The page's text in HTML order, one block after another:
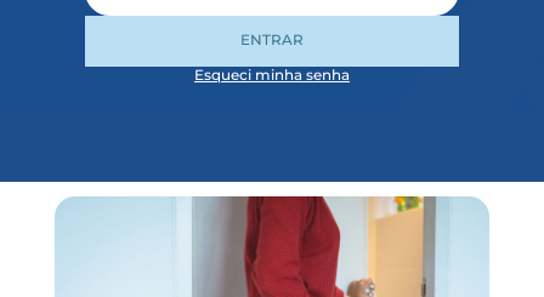
ENTRAR
Esqueci minha senha